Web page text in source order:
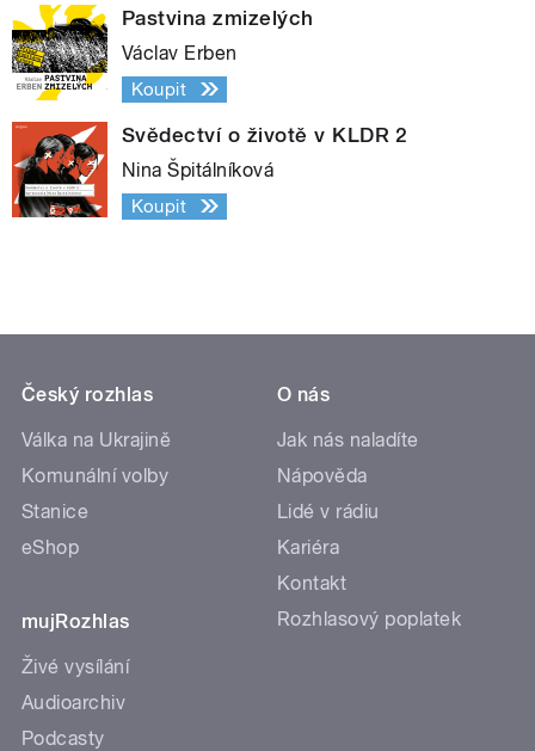
Pastvina zmizelých
Václav Erben
Koupit
Svědectví o životě v KLDR 2
Nina Špitálníková
Koupit
Český rozhlas
Válka na Ukrajině
Komunální volby
Stanice
eShop
mujRozhlas
Živé vysílání
Audioarchiv
Podcasty
O nás
Jak nás naladíte
Nápověda
Lidé v rádiu
Kariéra
Kontakt
Rozhlasový poplatek